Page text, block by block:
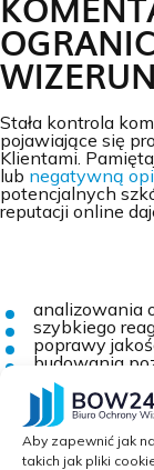
Aby zapewnić jak
takich jak pliki
Stała kontrola
pojawiające się
Klientami.
lub negatywną
potencjalnych
reputacji online
analizowania
szybkiego
poprawy
budowania
zwiększania
lepszego